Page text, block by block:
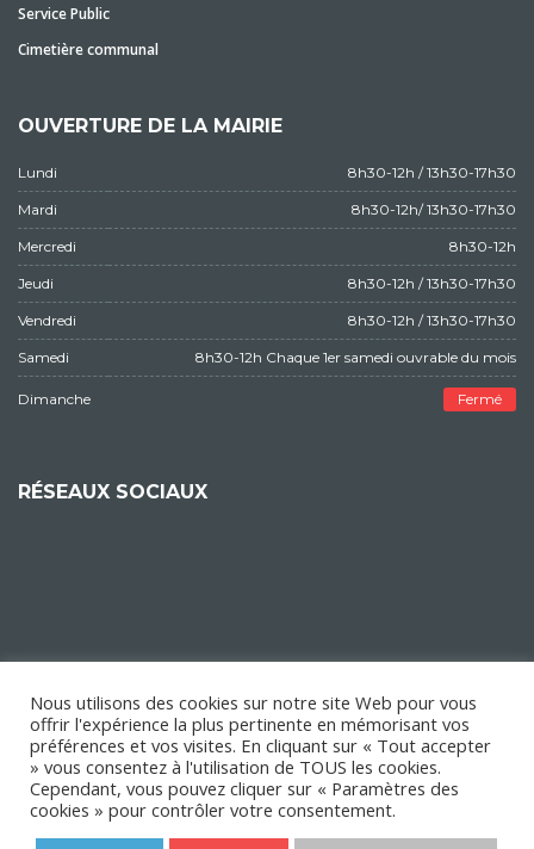
Service Public
Cimetière communal
OUVERTURE DE LA MAIRIE
Lundi 8h30-12h / 13h30-17h30
Mardi 8h30-12h/ 13h30-17h30
Mercredi 8h30-12h
Jeudi 8h30-12h / 13h30-17h30
Vendredi 8h30-12h / 13h30-17h30
Samedi 8h30-12h Chaque 1er samedi ouvrable du mois
Dimanche Fermé
RÉSEAUX SOCIAUX
Nous utilisons des cookies sur notre site Web pour vous
offrir l'expérience la plus pertinente en mémorisant vos
préférences et vos visites. En cliquant sur « Tout accepter
» vous consentez à l'utilisation de TOUS les cookies.
Cependant, vous pouvez cliquer sur « Paramètres des
cookies » pour contrôler votre consentement.